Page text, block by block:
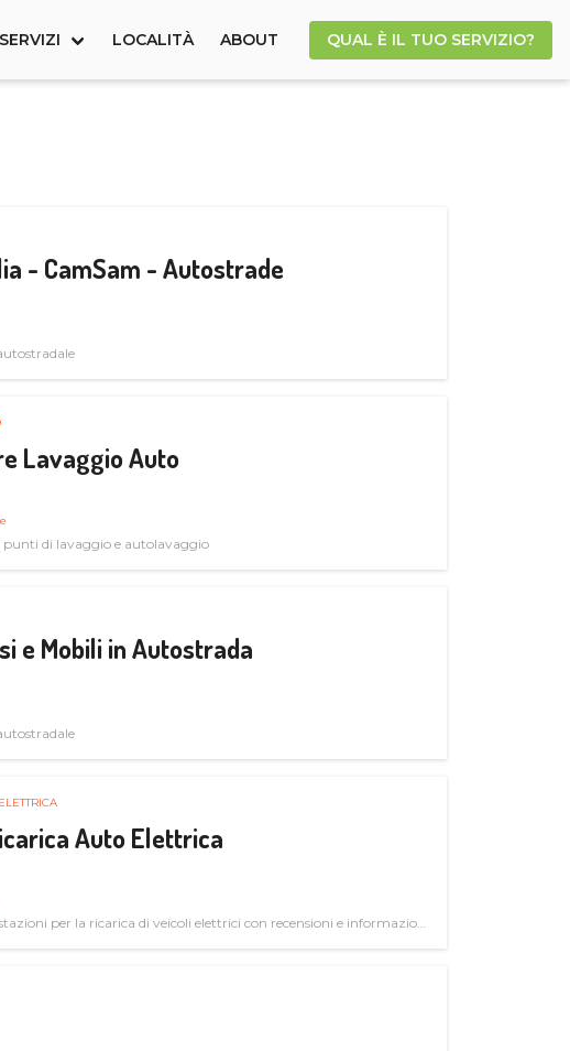
SERVIZI LOCALITÀ ABOUT QUAL È IL TUO SERVIZIO?
- CamSam - Autostrade
Lavaggio Auto
punti di lavaggio e autolavaggio
e Mobili in Autostrada
Auto Elettrica
per la ricarica di veicoli elettrici con recensioni e informazioni